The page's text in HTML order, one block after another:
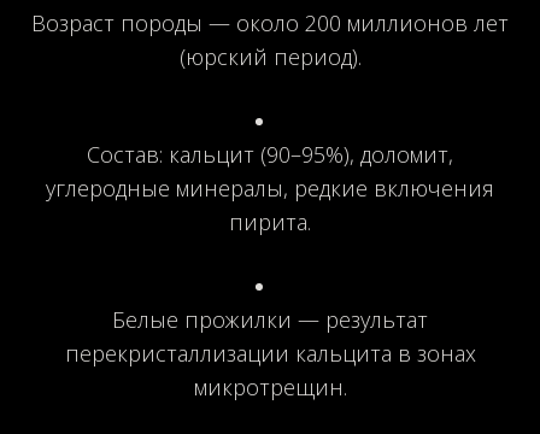
Возраст породы — около 200 миллионов лет
(юрский период).
Состав: кальцит (90–95%), доломит,
углеродные минералы, редкие включения
пирита.
Белые прожилки — результат
перекристаллизации кальцита в зонах
микротрещин.